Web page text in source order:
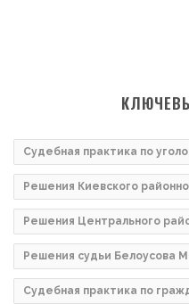
Судебная практика по
Решения Киевского
Решения Центрального
Решения судьи Белоусова
Судебная практика по